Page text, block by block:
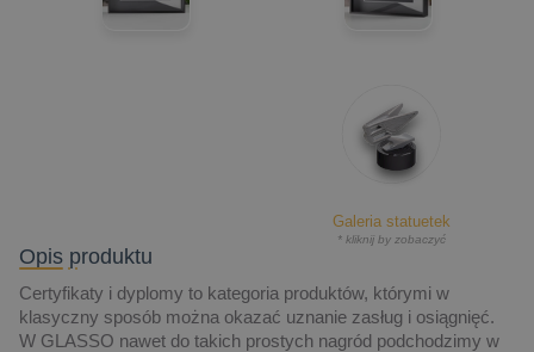
Galeria statuetek
* kliknij by zobaczyć
Opis produktu
Certyfikaty i dyplomy to kategoria produktów, którymi w
klasyczny sposób można okazać uznanie zasług i osiągnięć.
W GLASSO nawet do takich prostych nagród podchodzimy w